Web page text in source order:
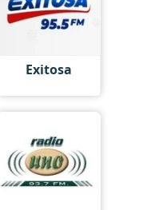
Exitosa